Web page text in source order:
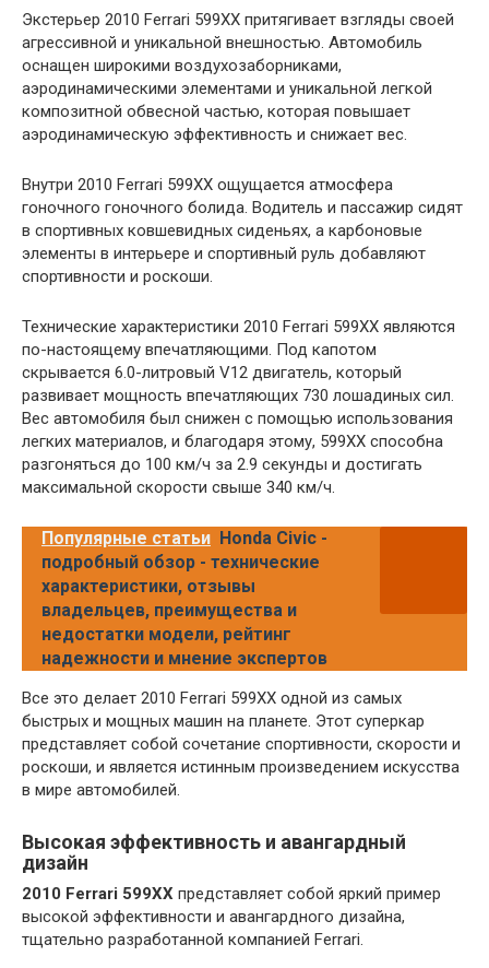
Экстерьер 2010 Ferrari 599XX притягивает взгляды своей
агрессивной и уникальной внешностью. Автомобиль
оснащен широкими воздухозаборниками,
аэродинамическими элементами и уникальной легкой
композитной обвесной частью, которая повышает
аэродинамическую эффективность и снижает вес.
Внутри 2010 Ferrari 599XX ощущается атмосфера
гоночного гоночного болида. Водитель и пассажир сидят
в спортивных ковшевидных сиденьях, а карбоновые
элементы в интерьере и спортивный руль добавляют
спортивности и роскоши.
Технические характеристики 2010 Ferrari 599XX являются
по-настоящему впечатляющими. Под капотом
скрывается 6.0-литровый V12 двигатель, который
развивает мощность впечатляющих 730 лошадиных сил.
Вес автомобиля был снижен с помощью использования
легких материалов, и благодаря этому, 599XX способна
разгоняться до 100 км/ч за 2.9 секунды и достигать
максимальной скорости свыше 340 км/ч.
Популярные статьи Honda Civic -
подробный обзор - технические
характеристики, отзывы
владельцев, преимущества и
недостатки модели, рейтинг
надежности и мнение экспертов
Все это делает 2010 Ferrari 599XX одной из самых
быстрых и мощных машин на планете. Этот суперкар
представляет собой сочетание спортивности, скорости и
роскоши, и является истинным произведением искусства
в мире автомобилей.
Высокая эффективность и авангардный
дизайн
2010 Ferrari 599XX представляет собой яркий пример
высокой эффективности и авангардного дизайна,
тщательно разработанной компанией Ferrari.